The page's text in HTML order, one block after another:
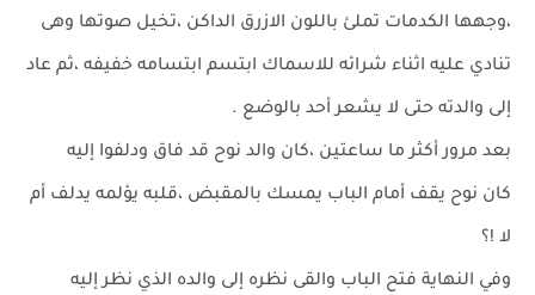
،وجهها الكدمات تملئ باللون الازرق الداكن ،تخيل صوتها وهى
تنادي عليه اثناء شرائه للاسماك ابتسم ابتسامه خفيفه ،ثم عاد
إلى والدته حتى لا يشعر أحد بالوضع .
بعد مرور أكثر ما ساعتين ،كان والد نوح قد فاق ودلفوا إليه
كان نوح يقف أمام الباب يمسك بالمقبض ،قلبه يؤلمه يدلف أم
لا !؟
وفي النهاية فتح الباب والقى نظره إلى والده الذي نظر إليه